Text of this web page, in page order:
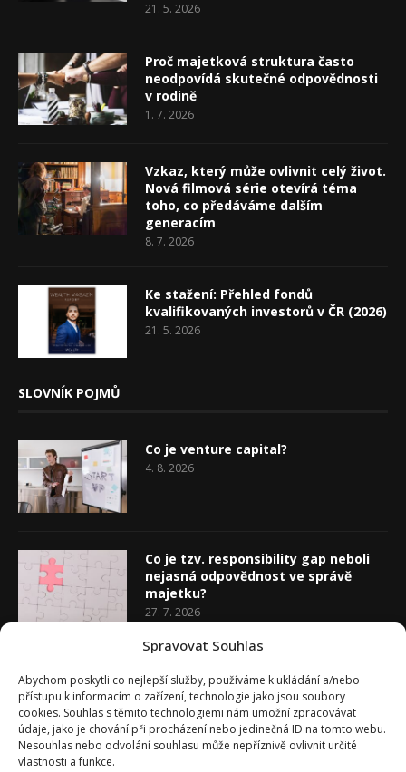
Spravovat Souhlas
Abychom poskytli co nejlepší služby, používáme k ukládání a/nebo
přístupu k informacím o zařízení, technologie jako jsou soubory
cookies. Souhlas s těmito technologiemi nám umožní zpracovávat
údaje, jako je chování při procházení nebo jedinečná ID na tomto webu.
Nesouhlas nebo odvolání souhlasu může nepříznivě ovlivnit určité
vlastnosti a funkce.
21. 5. 2026
Proč majetková struktura často
neodpovídá skutečné odpovědnosti
v rodině
1. 7. 2026
Vzkaz, který může ovlivnit celý život.
Nová filmová série otevírá téma
toho, co předáváme dalším
generacím
8. 7. 2026
Ke stažení: Přehled fondů
kvalifikovaných investorů v ČR (2026)
21. 5. 2026
SLOVNÍK POJMŮ
Co je venture capital?
4. 8. 2026
Co je tzv. responsibility gap neboli
nejasná odpovědnost ve správě
majetku?
27. 7. 2026
20. 7. 2026